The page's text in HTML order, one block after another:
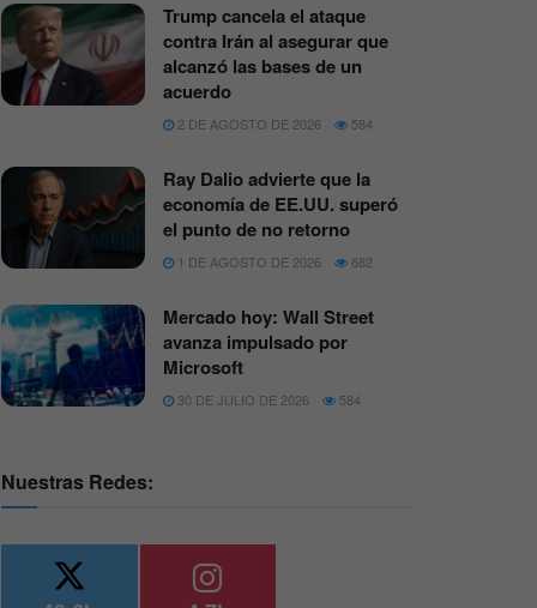
Trump cancela el ataque
contra Irán al asegurar que
alcanzó las bases de un
acuerdo
2 DE AGOSTO DE 2026 584
Ray Dalio advierte que la
economía de EE.UU. superó
el punto de no retorno
1 DE AGOSTO DE 2026 682
Mercado hoy: Wall Street
avanza impulsado por
Microsoft
30 DE JULIO DE 2026 584
Nuestras Redes: